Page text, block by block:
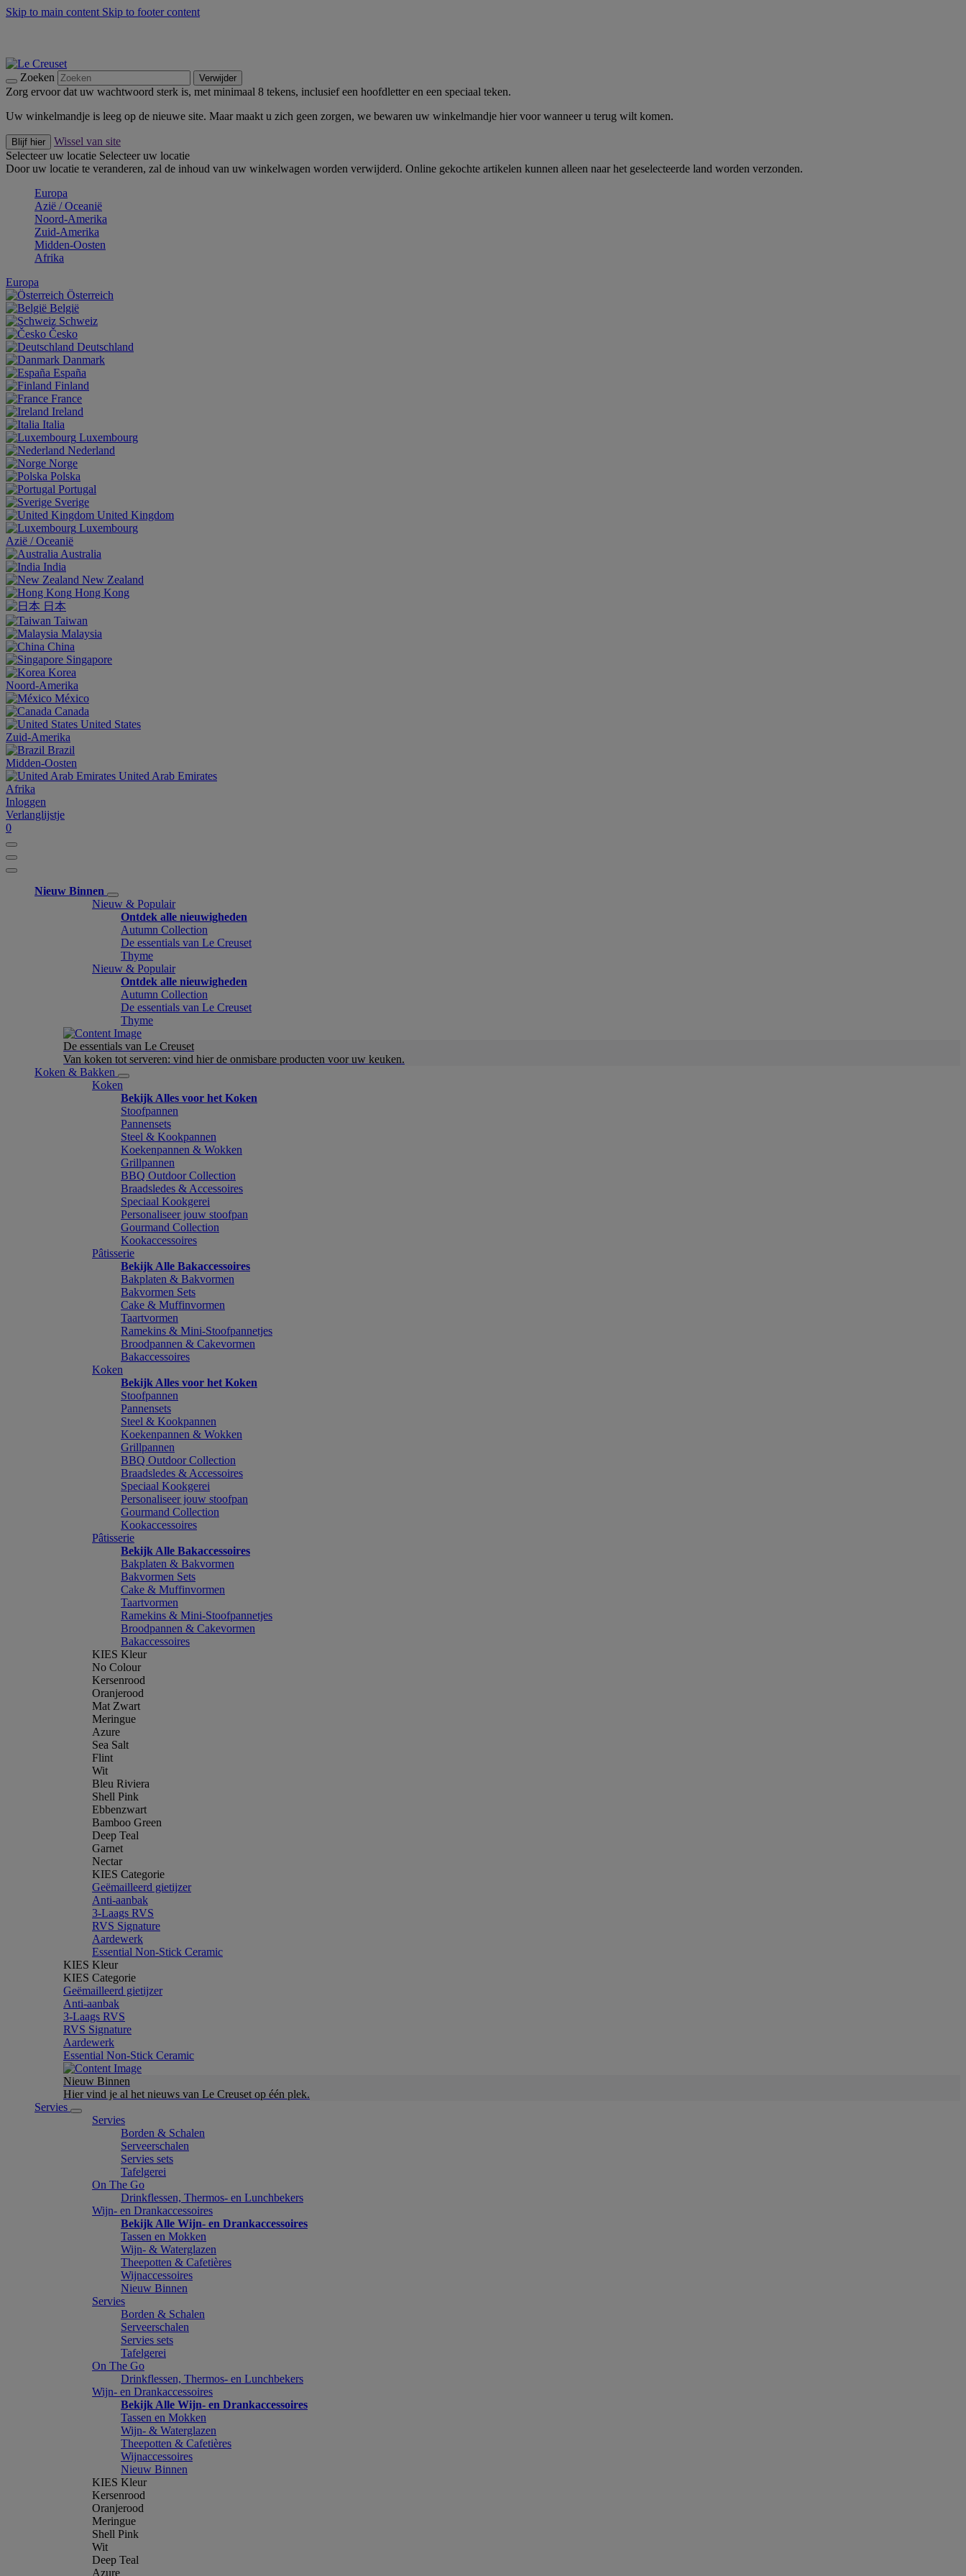
Skip to main content Skip to footer content
Zoeken Verwijder
Zorg ervoor dat uw wachtwoord sterk is, met minimaal 8 tekens, inclusief een hoofdletter en een speciaal teken.
Uw winkelmandje is leeg op de nieuwe site. Maar maakt u zich geen zorgen, we bewaren uw winkelmandje hier voor wanneer u terug wilt komen.
Blijf hier
Wissel van site
Selecteer uw locatie Selecteer uw locatie
Door uw locatie te veranderen, zal de inhoud van uw winkelwagen worden verwijderd. Online gekochte artikelen kunnen alleen naar het geselecteerde land worden verzonden.
Europa
Aziё / Oceaniё
Noord-Amerika
Zuid-Amerika
Midden-Oosten
Afrika
Europa
Österreich
België
Schweiz
Česko
Deutschland
Danmark
España
Finland
France
Ireland
Italia
Luxembourg
Nederland
Norge
Polska
Portugal
Sverige
United Kingdom
Luxembourg
Aziё / Oceaniё
Australia
India
New Zealand
Hong Kong
日本
Taiwan
Malaysia
China
Singapore
Korea
Noord-Amerika
México
Canada
United States
Zuid-Amerika
Brazil
Midden-Oosten
United Arab Emirates
Afrika
Inloggen
Verlanglijstje
0
Nieuw Binnen
Nieuw & Populair
Ontdek alle nieuwigheden
Autumn Collection
De essentials van Le Creuset
Thyme
Nieuw & Populair
Ontdek alle nieuwigheden
Autumn Collection
De essentials van Le Creuset
Thyme
De essentials van Le Creuset
Van koken tot serveren: vind hier de onmisbare producten voor uw keuken.
Koken & Bakken
Koken
Bekijk Alles voor het Koken
Stoofpannen
Pannensets
Steel & Kookpannen
Koekenpannen & Wokken
Grillpannen
BBQ Outdoor Collection
Braadsledes & Accessoires
Speciaal Kookgerei
Personaliseer jouw stoofpan
Gourmand Collection
Kookaccessoires
Pâtisserie
Bekijk Alle Bakaccessoires
Bakplaten & Bakvormen
Bakvormen Sets
Cake & Muffinvormen
Taartvormen
Ramekins & Mini-Stoofpannetjes
Broodpannen & Cakevormen
Bakaccessoires
Koken
Bekijk Alles voor het Koken
Stoofpannen
Pannensets
Steel & Kookpannen
Koekenpannen & Wokken
Grillpannen
BBQ Outdoor Collection
Braadsledes & Accessoires
Speciaal Kookgerei
Personaliseer jouw stoofpan
Gourmand Collection
Kookaccessoires
Pâtisserie
Bekijk Alle Bakaccessoires
Bakplaten & Bakvormen
Bakvormen Sets
Cake & Muffinvormen
Taartvormen
Ramekins & Mini-Stoofpannetjes
Broodpannen & Cakevormen
Bakaccessoires
KIES Kleur
No Colour
Kersenrood
Oranjerood
Mat Zwart
Meringue
Azure
Sea Salt
Flint
Wit
Bleu Riviera
Shell Pink
Ebbenzwart
Bamboo Green
Deep Teal
Garnet
Nectar
KIES Categorie
Geëmailleerd gietijzer
Anti-aanbak
3-Laags RVS
RVS Signature
Aardewerk
Essential Non-Stick Ceramic
KIES Kleur
KIES Categorie
Geëmailleerd gietijzer
Anti-aanbak
3-Laags RVS
RVS Signature
Aardewerk
Essential Non-Stick Ceramic
Nieuw Binnen
Hier vind je al het nieuws van Le Creuset op één plek.
Servies
Servies
Borden & Schalen
Serveerschalen
Servies sets
Tafelgerei
On The Go
Drinkflessen, Thermos- en Lunchbekers
Wijn- en Drankaccessoires
Bekijk Alle Wijn- en Drankaccessoires
Tassen en Mokken
Wijn- & Waterglazen
Theepotten & Cafetières
Wijnaccessoires
Nieuw Binnen
Servies
Borden & Schalen
Serveerschalen
Servies sets
Tafelgerei
On The Go
Drinkflessen, Thermos- en Lunchbekers
Wijn- en Drankaccessoires
Bekijk Alle Wijn- en Drankaccessoires
Tassen en Mokken
Wijn- & Waterglazen
Theepotten & Cafetières
Wijnaccessoires
Nieuw Binnen
KIES Kleur
Kersenrood
Oranjerood
Meringue
Shell Pink
Wit
Deep Teal
Azure